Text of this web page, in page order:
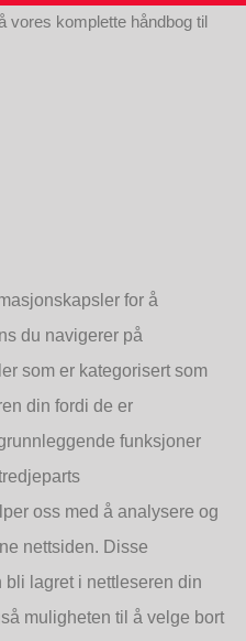
vores komplette håndbog til
for å
du navigerer på
som er kategorisert som
din fordi de er
funksjoner
oss med å analysere og
nettsiden. Disse
lagret i nettleseren din
muligheten til å velge bort